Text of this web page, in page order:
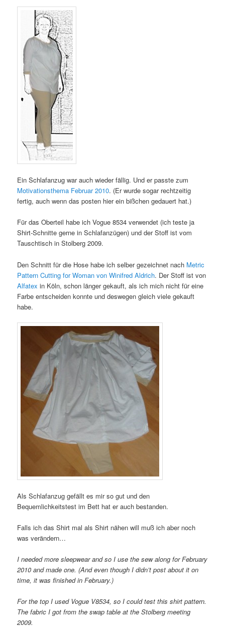
Ein Schlafanzug war auch wieder fällig. Und er passte zum
Motivationsthema Februar 2010. (Er wurde sogar rechtzeitig
fertig, auch wenn das posten hier ein bißchen gedauert hat.)
Für das Oberteil habe ich Vogue 8534 verwendet (ich teste ja
Shirt-Schnitte gerne in Schlafanzügen) und der Stoff ist vom
Tauschtisch in Stolberg 2009.
Den Schnitt für die Hose habe ich selber gezeichnet nach Metric
Pattern Cutting for Woman von Winifred Aldrich. Der Stoff ist von
Alfatex in Köln, schon länger gekauft, als ich mich nicht für eine
Farbe entscheiden konnte und deswegen gleich viele gekauft
habe.
Als Schlafanzug gefällt es mir so gut und den
Bequemlichkeitstest im Bett hat er auch bestanden.
Falls ich das Shirt mal als Shirt nähen will muß ich aber noch
was verändern…
I needed more sleepwear and so I use the sew along for February
2010 and made one. (And even though I didn’t post about it on
time, it was finished in February.)
For the top I used Vogue V8534, so I could test this shirt pattern.
The fabric I got from the swap table at the Stolberg meeting
2009.